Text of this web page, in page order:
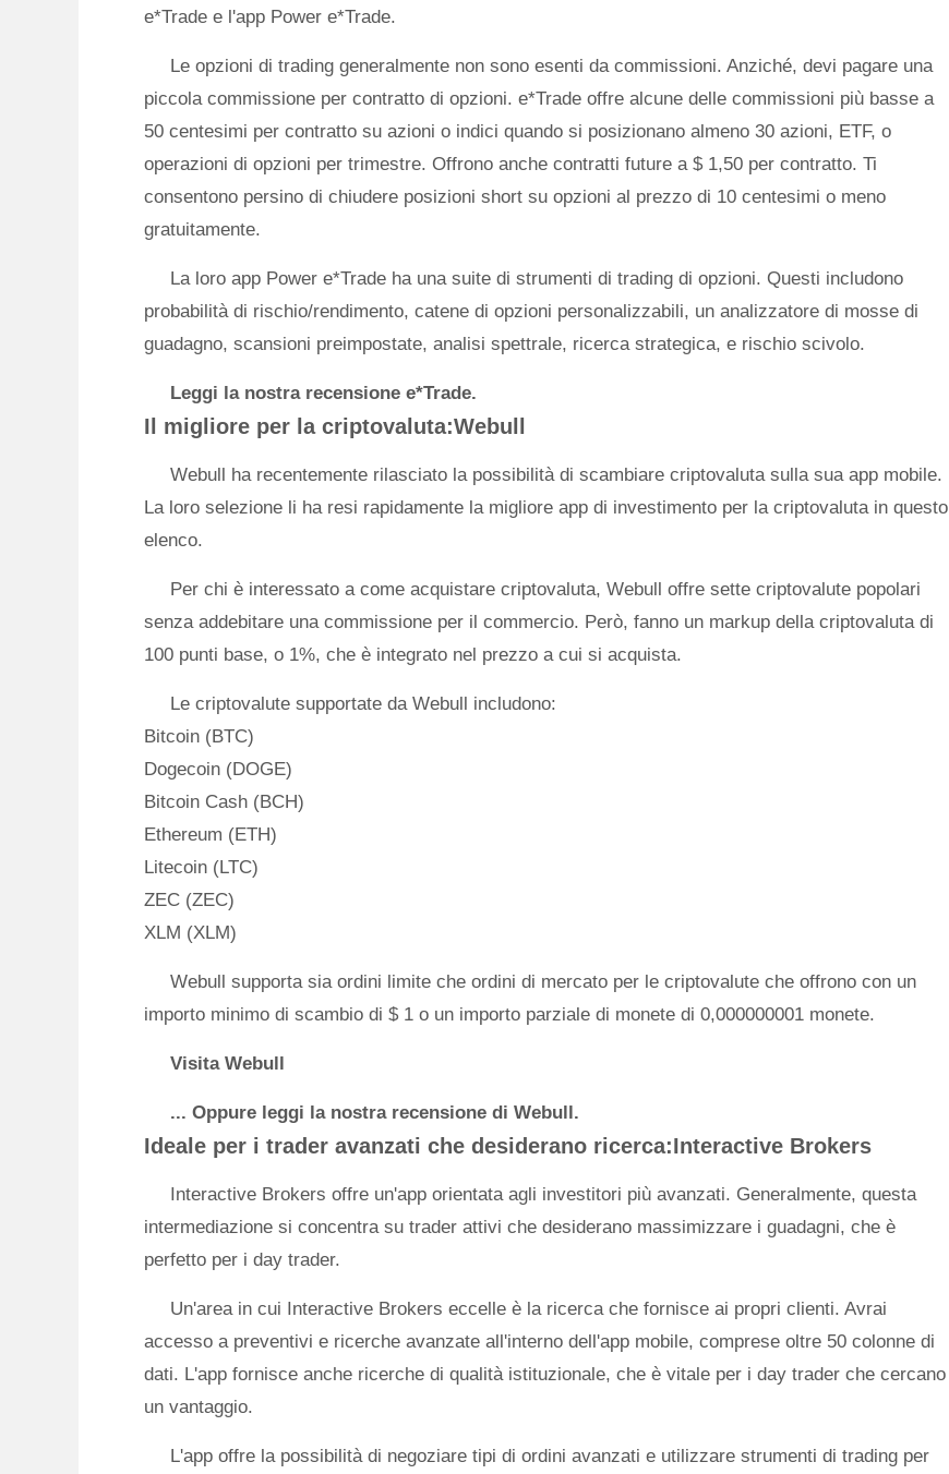
e*Trade e l'app Power e*Trade.
Le opzioni di trading generalmente non sono esenti da commissioni. Anziché, devi pagare una
piccola commissione per contratto di opzioni. e*Trade offre alcune delle commissioni più basse a
50 centesimi per contratto su azioni o indici quando si posizionano almeno 30 azioni, ETF, o
operazioni di opzioni per trimestre. Offrono anche contratti future a $ 1,50 per contratto. Ti
consentono persino di chiudere posizioni short su opzioni al prezzo di 10 centesimi o meno
gratuitamente.
La loro app Power e*Trade ha una suite di strumenti di trading di opzioni. Questi includono
probabilità di rischio/rendimento, catene di opzioni personalizzabili, un analizzatore di mosse di
guadagno, scansioni preimpostate, analisi spettrale, ricerca strategica, e rischio scivolo.
Leggi la nostra recensione e*Trade.
Il migliore per la criptovaluta:Webull
Webull ha recentemente rilasciato la possibilità di scambiare criptovaluta sulla sua app mobile.
La loro selezione li ha resi rapidamente la migliore app di investimento per la criptovaluta in questo
elenco.
Per chi è interessato a come acquistare criptovaluta, Webull offre sette criptovalute popolari
senza addebitare una commissione per il commercio. Però, fanno un markup della criptovaluta di
100 punti base, o 1%, che è integrato nel prezzo a cui si acquista.
Le criptovalute supportate da Webull includono:
Bitcoin (BTC)
Dogecoin (DOGE)
Bitcoin Cash (BCH)
Ethereum (ETH)
Litecoin (LTC)
ZEC (ZEC)
XLM (XLM)
Webull supporta sia ordini limite che ordini di mercato per le criptovalute che offrono con un
importo minimo di scambio di $ 1 o un importo parziale di monete di 0,000000001 monete.
Visita Webull
... Oppure leggi la nostra recensione di Webull.
Ideale per i trader avanzati che desiderano ricerca:Interactive Brokers
Interactive Brokers offre un'app orientata agli investitori più avanzati. Generalmente, questa
intermediazione si concentra su trader attivi che desiderano massimizzare i guadagni, che è
perfetto per i day trader.
Un'area in cui Interactive Brokers eccelle è la ricerca che fornisce ai propri clienti. Avrai
accesso a preventivi e ricerche avanzate all'interno dell'app mobile, comprese oltre 50 colonne di
dati. L'app fornisce anche ricerche di qualità istituzionale, che è vitale per i day trader che cercano
un vantaggio.
L'app offre la possibilità di negoziare tipi di ordini avanzati e utilizzare strumenti di trading per